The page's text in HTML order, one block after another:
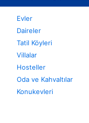
Evler
Daireler
Tatil Köyleri
Villalar
Hosteller
Oda ve Kahvaltılar
Konukevleri